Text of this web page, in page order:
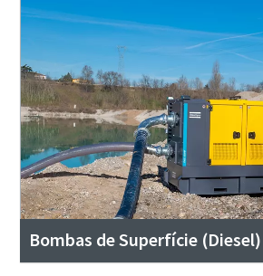
Bombas de Superfície (Diesel)